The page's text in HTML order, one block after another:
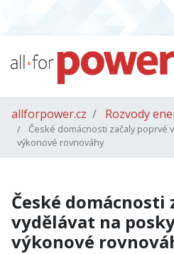
allforpower.cz Rozvody
České domácnosti začaly poprvé
výkonové rovnováhy
České domácnosti
vydělávat na
výkonové